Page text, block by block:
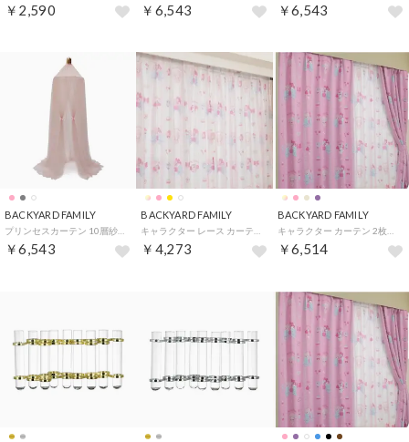
￥2,590 ￥6,543 ￥6,543
BACKYARD FAMILY
￥6,543
BACKYARD FAMILY
￥4,273
BACKYARD FAMILY
￥6,514